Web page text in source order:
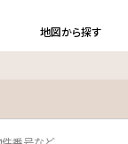
地図から探す